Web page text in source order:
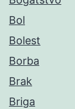
Bol
Bolest
Borba
Brak
Briga